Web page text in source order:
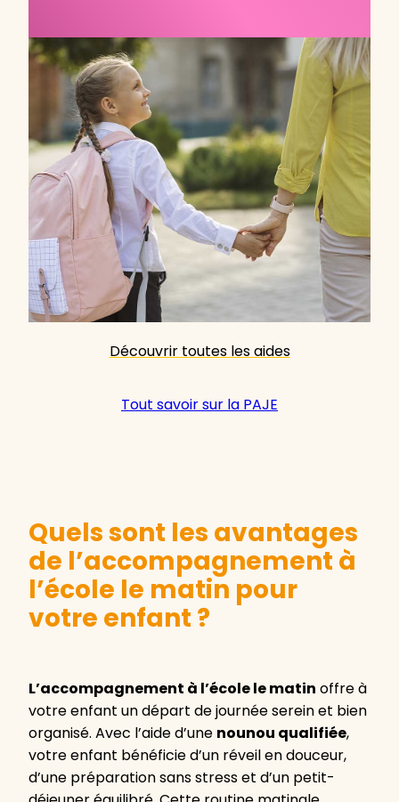
Découvrir toutes les aides
Tout savoir sur la PAJE
Quels sont les avantages
de l’accompagnement à
l’école le matin pour
votre enfant ?
L’accompagnement à l’école le matin offre à
votre enfant un départ de journée serein et bien
organisé. Avec l’aide d’une nounou qualifiée,
votre enfant bénéficie d’un réveil en douceur,
d’une préparation sans stress et d’un petit-